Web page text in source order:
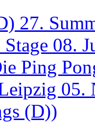
27.
08.
Ping
(D))